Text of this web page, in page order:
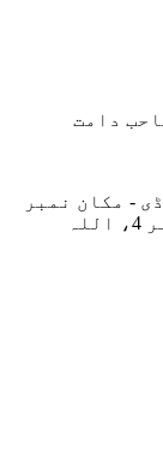
دامت
- مکان نمبر
CB 1991/1 نزد مسجد امیر حمزہ ؓ گلی نمبر 4، اللہ